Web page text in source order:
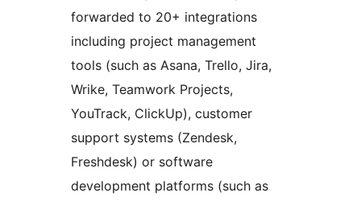
forwarded to 20+ integrations
including project management
tools (such as Asana, Trello, Jira,
Wrike, Teamwork Projects,
YouTrack, ClickUp), customer
support systems (Zendesk,
Freshdesk) or software
development platforms (such as